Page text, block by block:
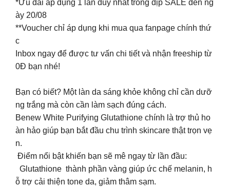
*Ưu đãi áp dụng 1 lần duy nhất trong dịp SALE đến ng
ày 20/08
**Voucher chỉ áp dụng khi mua qua fanpage chính thứ
c
Inbox ngay để được tư vấn chi tiết và nhận freeship từ
0Đ bạn nhé!
Bạn có biết? Một làn da sáng khỏe không chỉ cần dưỡ
ng trắng mà còn cần làm sạch đúng cách.
Benew White Purifying Glutathione chính là trợ thủ ho
àn hảo giúp bạn bắt đầu chu trình skincare thật trọn vẹ
n.
Điểm nổi bật khiến bạn sẽ mê ngay từ lần đầu:
Glutathione thành phần vàng giúp ức chế melanin, h
ỗ trợ cải thiện tone da, giảm thâm sạm.